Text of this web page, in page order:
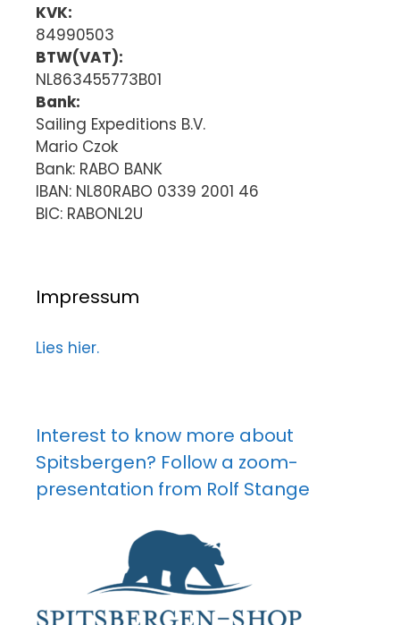
KVK:
84990503
BTW(VAT):
NL863455773B01
Bank:
Sailing Expeditions B.V.
Mario Czok
Bank: RABO BANK
IBAN: NL80RABO 0339 2001 46
BIC: RABONL2U
Impressum
Lies hier.
Interest to know more about
Spitsbergen? Follow a zoom-
presentation from Rolf Stange